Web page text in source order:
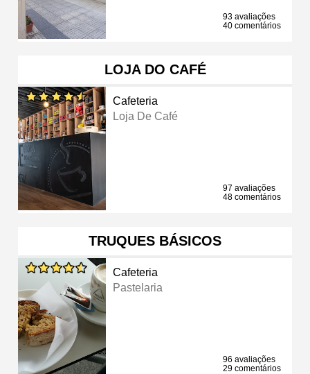
93 avaliações
40 comentários
LOJA DO CAFÉ
Cafeteria
Loja De Café
97 avaliações
48 comentários
TRUQUES BÁSICOS
Cafeteria
Pastelaria
96 avaliações
29 comentários